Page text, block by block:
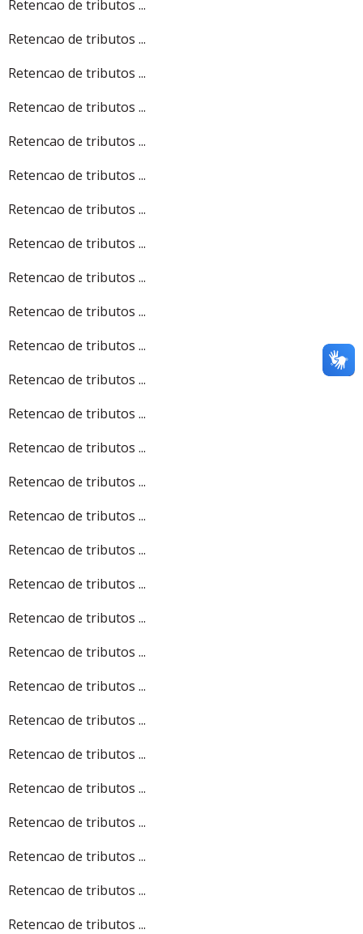
Retencao de tributos ...
Retencao de tributos ...
Retencao de tributos ...
Retencao de tributos ...
Retencao de tributos ...
Retencao de tributos ...
Retencao de tributos ...
Retencao de tributos ...
Retencao de tributos ...
Retencao de tributos ...
Retencao de tributos ...
Retencao de tributos ...
Retencao de tributos ...
Retencao de tributos ...
Retencao de tributos ...
Retencao de tributos ...
Retencao de tributos ...
Retencao de tributos ...
Retencao de tributos ...
Retencao de tributos ...
Retencao de tributos ...
Retencao de tributos ...
Retencao de tributos ...
Retencao de tributos ...
Retencao de tributos ...
Retencao de tributos ...
Retencao de tributos ...
Retencao de tributos ...